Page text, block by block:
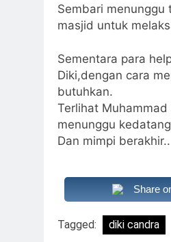
Sembari
masjid untuk
Sementara para
Diki,dengan cara
butuhkan.
Terlihat
menunggu
Dan mimpi berakhir..
Share
Tagged: diki candra